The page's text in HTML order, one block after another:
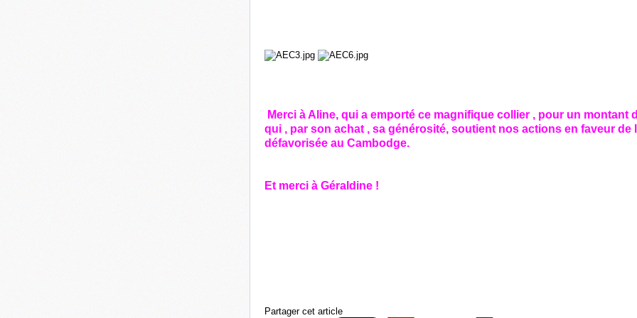
Merci à Aline, qui a emporté ce magnifique collier , pour un montant
qui , par son achat , sa générosité, soutient nos actions en faveur de
défavorisée au Cambodge.
Et merci à Géraldine !
Partager cet article